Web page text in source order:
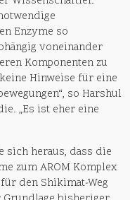
Enzyme so
voneinander
Komponenten zu
Hinweise für eine
so Harshul
„Es ist eher eine
sich heraus, dass die
zum AROM Komplex
den Shikimat-Weg